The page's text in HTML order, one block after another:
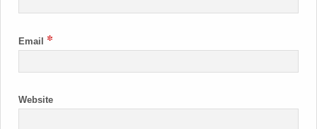
Email *
Website